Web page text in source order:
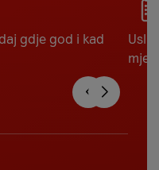
gdje god i kad